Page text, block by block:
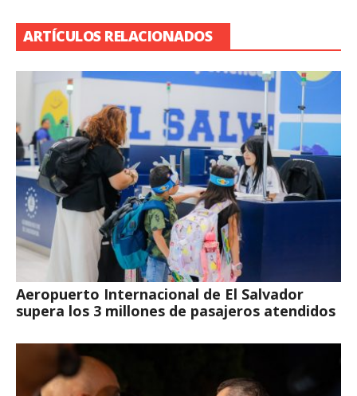
ARTÍCULOS RELACIONADOS
Aeropuerto Internacional de El Salvador
supera los 3 millones de pasajeros atendidos